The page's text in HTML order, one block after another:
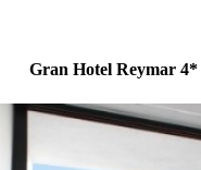
Gran Hotel Reymar 4*